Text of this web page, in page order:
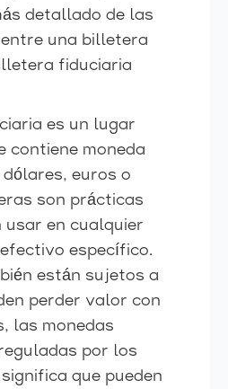
detallado de las
una billetera
fiduciaria
es un lugar
contiene moneda
euros o
son prácticas
usar en cualquier
específico.
están sujetos a
perder valor con
las monedas
por los
que pueden